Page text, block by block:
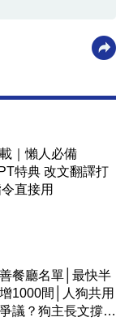
｜懶人必備
特典 改文翻譯打
直接用
餐廳名單│最快半
1000間│人狗共用
議？狗主長文撐